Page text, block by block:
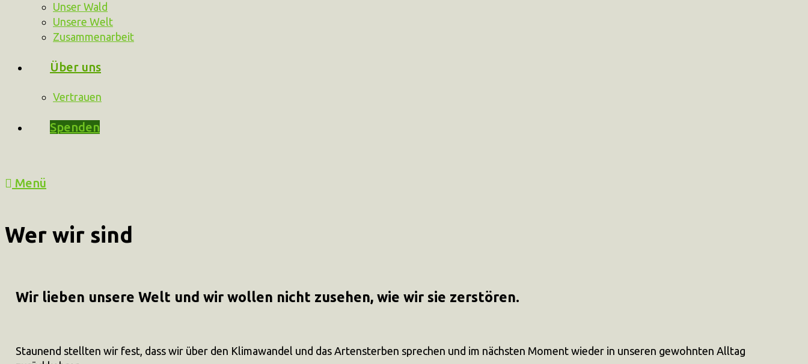
Unser Wald
Unsere Welt
Zusammenarbeit
Über uns
Vertrauen
Spenden
Menü
Wer wir sind
Wir lieben unsere Welt und wir wollen nicht zusehen, wie wir sie zerstören.
Staunend stellten wir fest, dass wir über den Klimawandel und das Artensterben sprechen und im nächsten Moment wieder in unseren gewohnten Alltag